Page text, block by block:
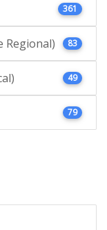
361
Regional) 83
49
79